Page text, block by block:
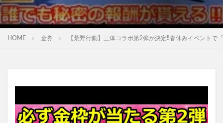
HOME 金券 【荒野行動】三体コラボ第2弾が決定‼春休みイベント